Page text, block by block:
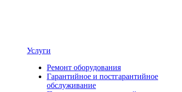
Услуги
Ремонт оборудования
Гарантийное и постгарантийное
обслуживание